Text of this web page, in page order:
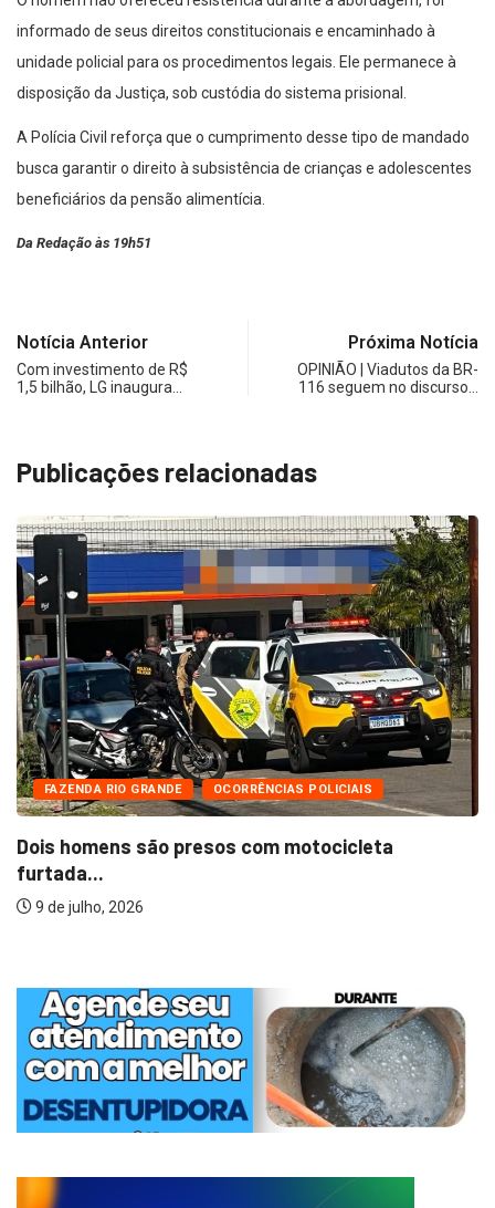
informado de seus direitos constitucionais e encaminhado à
unidade policial para os procedimentos legais. Ele permanece à
disposição da Justiça, sob custódia do sistema prisional.
A Polícia Civil reforça que o cumprimento desse tipo de mandado
busca garantir o direito à subsistência de crianças e adolescentes
beneficiários da pensão alimentícia.
Da Redação às 19h51
Notícia Anterior
Com investimento de R$
1,5 bilhão, LG inaugura…
Próxima Notícia
OPINIÃO | Viadutos da BR-
116 seguem no discurso…
Publicações relacionadas
FAZENDA RIO GRANDE OCORRÊNCIAS POLICIAIS
Dois homens são presos com motocicleta
furtada...
9 de julho, 2026